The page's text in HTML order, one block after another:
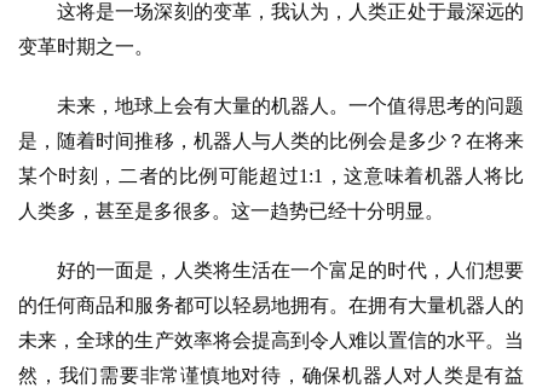
这将是一场深刻的变革，我认为，人类正处于最深远的
变革时期之一。
未来，地球上会有大量的机器人。一个值得思考的问题
是，随着时间推移，机器人与人类的比例会是多少？在将来
某个时刻，二者的比例可能超过1:1，这意味着机器人将比
人类多，甚至是多很多。这一趋势已经十分明显。
好的一面是，人类将生活在一个富足的时代，人们想要
的任何商品和服务都可以轻易地拥有。在拥有大量机器人的
未来，全球的生产效率将会提高到令人难以置信的水平。当
然，我们需要非常谨慎地对待，确保机器人对人类是有益